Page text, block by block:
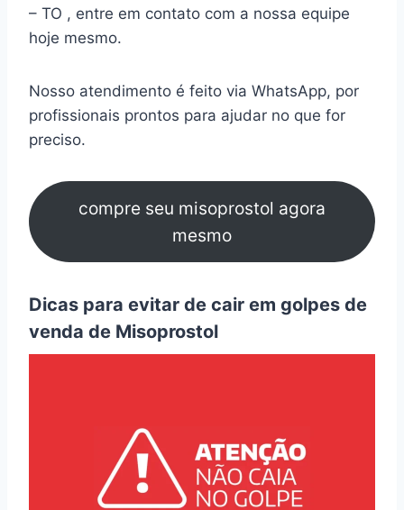
– TO , entre em contato com a nossa equipe
hoje mesmo.
Nosso atendimento é feito via WhatsApp, por
profissionais prontos para ajudar no que for
preciso.
compre seu misoprostol agora
mesmo
Dicas para evitar de cair em golpes de
venda de Misoprostol